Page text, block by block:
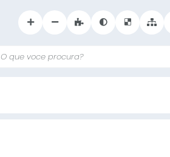
que voce procura?